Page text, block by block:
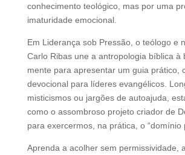
conhecimento teológico, mas por uma
imaturidade emocional.
Em Liderança sob Pressão, o teólogo e
Carlo Ribas une a antropologia bíblica à
mente para apresentar um guia prático,
devocional para líderes evangélicos.
misticismos ou jargões de autoajuda,
como o assombroso projeto criador de
para exercermos, na prática, o “domínio
Aprenda a acolher sem permissividade,